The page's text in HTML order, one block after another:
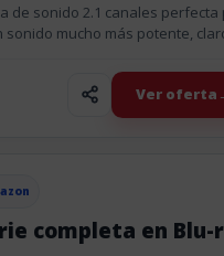
de sonido 2.1 canales perfecta
mucho más potente,
Ver oferta
completa en Blu-